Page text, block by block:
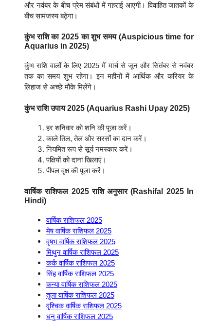
और नवंबर के बीच प्रेम संबंधों में गहराई आएगी। विवाहित जातकों के
बीच सामंजस्य बढ़ेगा।
कुंभ राशि का 2025 का शुभ समय (Auspicious time for
Aquarius in 2025)
कुंभ राशि वालों के लिए 2025 में मार्च से जून और सितंबर से नवंबर
तक का समय शुभ रहेगा। इन महीनों में आर्थिक और करियर के
लिहाज से अच्छे मौके मिलेंगे।
कुंभ राशि उपाय 2025 (Aquarius Rashi Upay 2025)
हर शनिवार को शनि की पूजा करें।
काले तिल, तेल और सरसों का दान करें।
नियमित रूप से सूर्य नमस्कार करें।
पक्षियों को दाना खिलाएं।
पीपल वृक्ष की पूजा करें।
वार्षिक राशिफल 2025 राशि अनुसार (Rashifal 2025 In
Hindi)
वार्षिक राशिफल 2025
मेष वार्षिक राशिफल 2025
वृषभ वार्षिक राशिफल 2025
मिथुन वार्षिक राशिफल 2025
कर्क वार्षिक राशिफल 2025
सिंह वार्षिक राशिफल 2025
कन्या वार्षिक राशिफल 2025
तुला वार्षिक राशिफल 2025
वृश्चिक वार्षिक राशिफल 2025
धनु वार्षिक राशिफल 2025